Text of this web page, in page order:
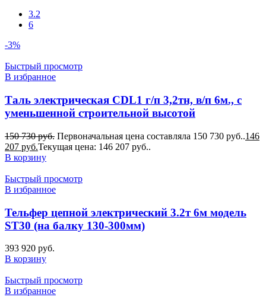
3.2
6
-3%
Быстрый просмотр
В избранное
Таль электрическая CDL1 г/п 3,2тн, в/п 6м., с
уменьшенной строительной высотой
150 730руб. Первоначальная цена составляла 150 730 руб..146
207 руб.Текущая цена: 146 207 руб..
В корзину
Быстрый просмотр
В избранное
Тельфер цепной электрический 3.2т 6м модель
ST30 (на балку 130-300мм)
393 920 руб.
В корзину
Быстрый просмотр
В избранное